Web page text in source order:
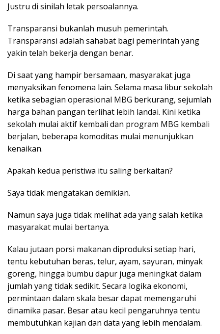
Justru di sinilah letak persoalannya.
Transparansi bukanlah musuh pemerintah.
Transparansi adalah sahabat bagi pemerintah yang
yakin telah bekerja dengan benar.
Di saat yang hampir bersamaan, masyarakat juga
menyaksikan fenomena lain. Selama masa libur sekolah
ketika sebagian operasional MBG berkurang, sejumlah
harga bahan pangan terlihat lebih landai. Kini ketika
sekolah mulai aktif kembali dan program MBG kembali
berjalan, beberapa komoditas mulai menunjukkan
kenaikan.
Apakah kedua peristiwa itu saling berkaitan?
Saya tidak mengatakan demikian.
Namun saya juga tidak melihat ada yang salah ketika
masyarakat mulai bertanya.
Kalau jutaan porsi makanan diproduksi setiap hari,
tentu kebutuhan beras, telur, ayam, sayuran, minyak
goreng, hingga bumbu dapur juga meningkat dalam
jumlah yang tidak sedikit. Secara logika ekonomi,
permintaan dalam skala besar dapat memengaruhi
dinamika pasar. Besar atau kecil pengaruhnya tentu
membutuhkan kajian dan data yang lebih mendalam.